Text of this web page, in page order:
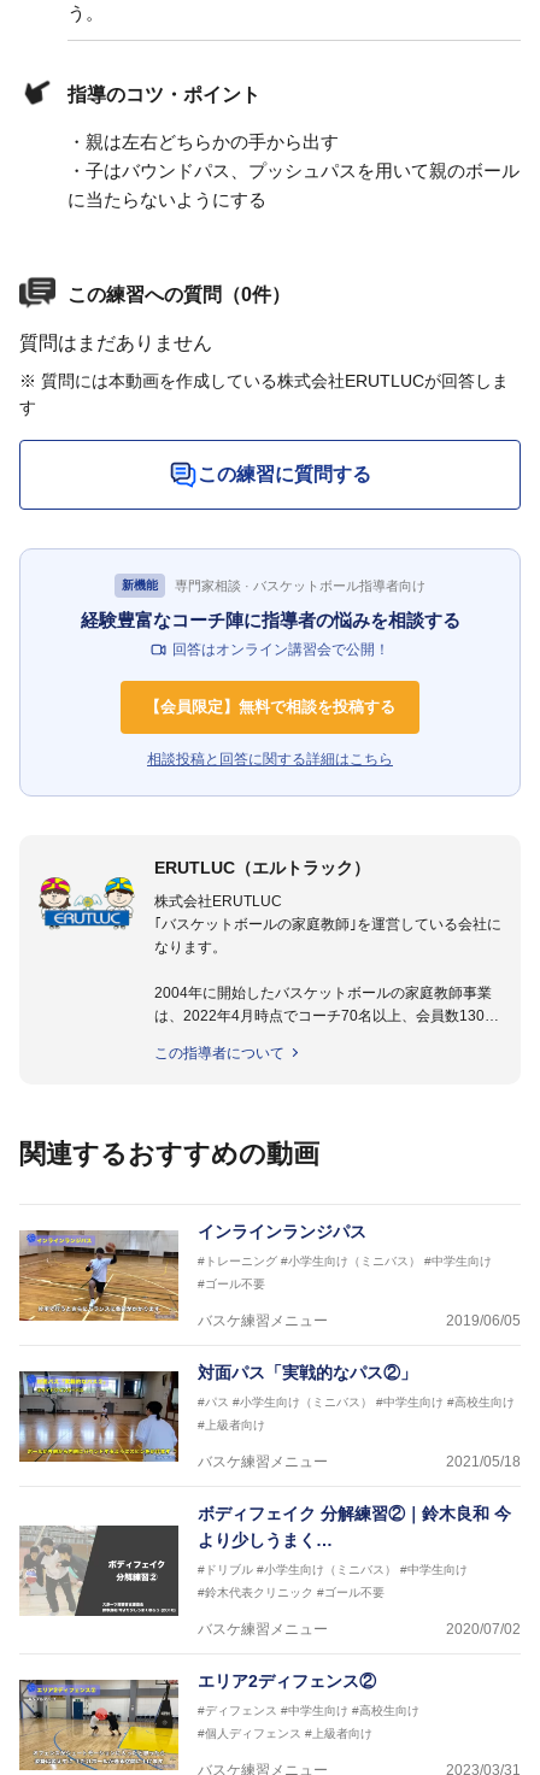
う。
指導のコツ・ポイント
・親は左右どちらかの手から出す
・子はバウンドパス、プッシュパスを用いて親のボール
に当たらないようにする
この練習への質問（0件）
質問はまだありません
※ 質問には本動画を作成している株式会社ERUTLUCが回答しま
す
この練習に質問する
新機能 専門家相談 · バスケットボール指導者向け
経験豊富なコーチ陣に指導者の悩みを相談する
回答はオンライン講習会で公開！
【会員限定】無料で相談を投稿する
相談投稿と回答に関する詳細はこちら
ERUTLUC（エルトラック）
株式会社ERUTLUC
｢バスケットボールの家庭教師｣を運営している会社に
なります。
2004年に開始したバスケットボールの家庭教師事業
は、2022年4月時点でコーチ70名以上、会員数1300
指導実績多数・各地講習会なども担当しており、「は
など多くの書籍・DVDも監修しています。
2016年U12ナショナルキャンプヘッドコーチ
2016年U13ナショナルキャンプヘッドコーチ
2016年男子日本代表サポートコーチ
2017年U12ナショナルキャンプヘッドコーチ
2017年U13ナショナルキャンプヘッドコーチ
2018年U22日本代表スプリングキャンプアドバイザ
リーコーチ
2018年U12ナショナルキャンプヘッドコーチ
2018年U13ナショナルキャンプヘッドコーチ
2018年～2021年男子日本代表サポートコーチ
2021年～女子日本代表アシスタントコーチ
この指導者について
関連するおすすめの動画
インラインランジパス
#トレーニング #小学生向け（ミニバス）
#中学生向け
#ゴール不要
バスケ練習メニュー 2019/06/05
対面パス「実戦的なパス②」
#パス #小学生向け（ミニバス） #中学生向け #高校生向け
#上級者向け
バスケ練習メニュー 2021/05/18
ボディフェイク 分解練習②｜鈴木良和 今
より少しうまく…
#ドリブル #小学生向け（ミニバス）
#中学生向け
#鈴木代表クリニック #ゴール不要
バスケ練習メニュー 2020/07/02
エリア2ディフェンス②
#ディフェンス #中学生向け #高校生向け
#個人ディフェンス #上級者向け
バスケ練習メニュー 2023/03/31